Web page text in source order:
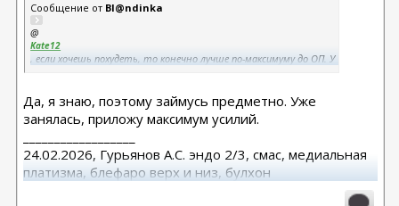
Сообщение от Bl@ndinka
@
Kate12
, если хочешь похудеть, то конечно лучше по-максимуму до ОП. У
Да, я знаю, поэтому займусь предметно. Уже
занялась, приложу максимум усилий.
24.02.2026, Гурьянов А.С. эндо 2/3, смас, медиальная
платизма, блефаро верх и низ, булхон